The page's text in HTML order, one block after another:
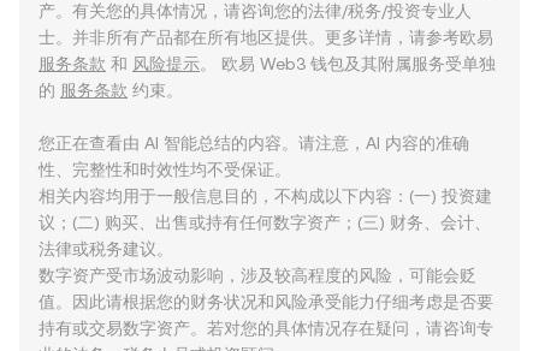
产。有关您的具体情况，请咨询您的法律/税务/投资专业人
士。并非所有产品都在所有地区提供。更多详情，请参考欧易
服务条款 和 风险提示。 欧易 Web3 钱包及其附属服务受单独
的 服务条款 约束。
您正在查看由 AI 智能总结的内容。请注意，AI 内容的准确
性、完整性和时效性均不受保证。
相关内容均用于一般信息目的，不构成以下内容：(一) 投资建
议；(二) 购买、出售或持有任何数字资产；(三) 财务、会计、
法律或税务建议。
数字资产受市场波动影响，涉及较高程度的风险，可能会贬
值。因此请根据您的财务状况和风险承受能力仔细考虑是否要
持有或交易数字资产。若对您的具体情况存在疑问，请咨询专